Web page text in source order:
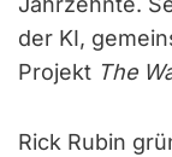
der KI,
Projekt The
Rick Rubin